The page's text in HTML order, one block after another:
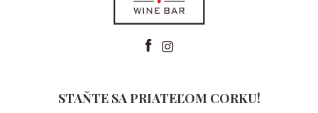
STAŇTE SA PRIATEĽOM CORKU!